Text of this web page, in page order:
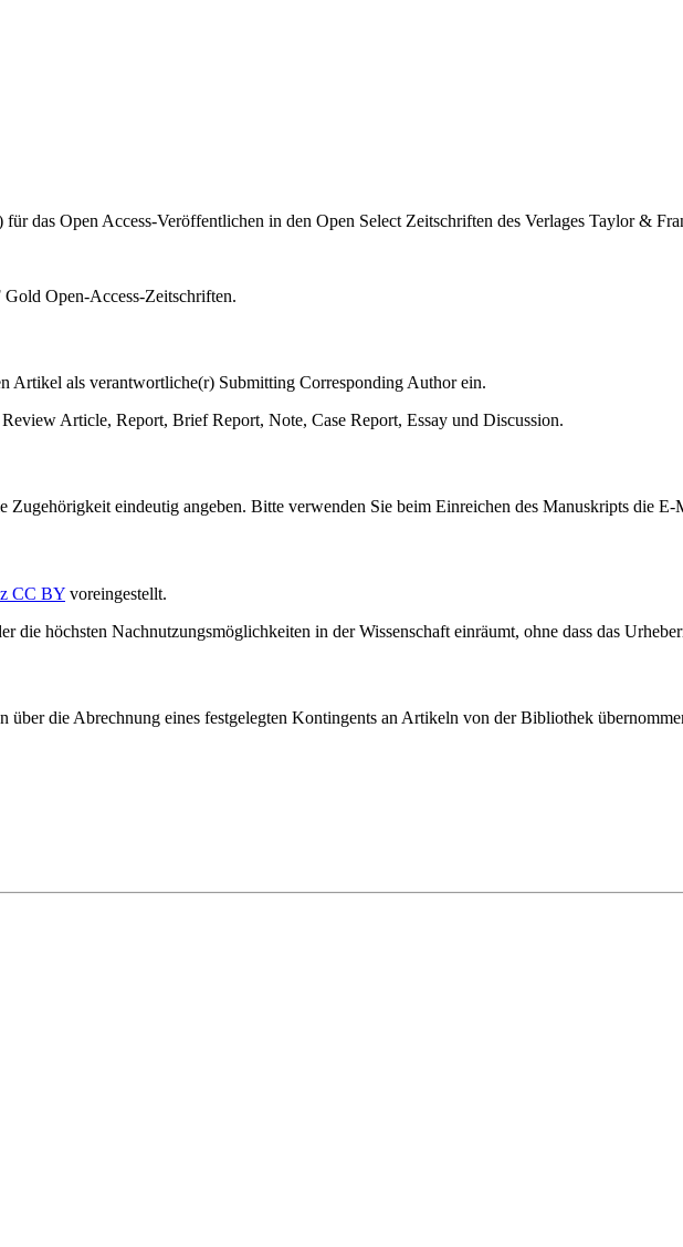
das Open Access-Veröffentlichen in den Open Select Zeitschriften des Verlages Taylor &
Open-Access-Zeitschriften.
Artikel als verantwortliche(r) Submitting Corresponding Author ein.
Article, Report, Brief Report, Note, Case Report, Essay und Discussion.
Zugehörigkeit eindeutig angeben. Bitte verwenden Sie beim Einreichen des Manuskripts die
CC BY voreingestellt.
höchsten Nachnutzungsmöglichkeiten in der Wissenschaft einräumt, ohne dass das
die Abrechnung eines festgelegten Kontingents an Artikeln von der Bibliothek